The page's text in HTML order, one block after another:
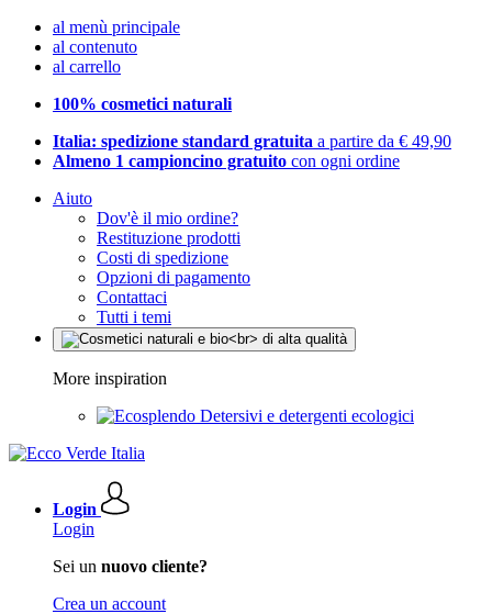
al menù principale
al contenuto
al carrello
100% cosmetici naturali
Italia: spedizione standard gratuita a partire da € 49,90
Almeno 1 campioncino gratuito con ogni ordine
Aiuto
Dov'è il mio ordine?
Restituzione prodotti
Costi di spedizione
Opzioni di pagamento
Contattaci
Tutti i temi
More inspiration
Detersivi e detergenti ecologici
Login
Login
Sei un nuovo cliente?
Crea un account